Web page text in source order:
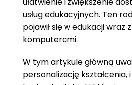
usług edukacyjnych. Ten
pojawił się w edukacji wraz
komputerami.
W tym artykule główną
personalizację kształcenia,